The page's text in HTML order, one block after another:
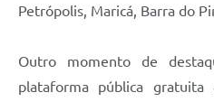
Petrópolis, Maricá, Barra do
Outro momento de
plataforma pública gratuita